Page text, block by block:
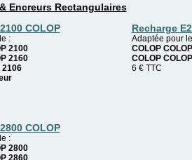
Encreurs Rectangulaires
COLOP
:
2100
2160
2106
Recharge
Adaptée pour
COLOP
COLOP
6 € TTC
COLOP
:
2800
2860